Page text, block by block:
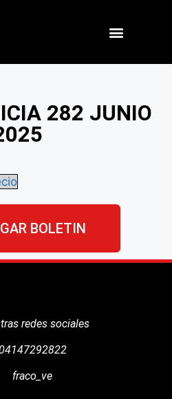
282 JUNIO
BOLETIN
redes sociales
fraco_ve